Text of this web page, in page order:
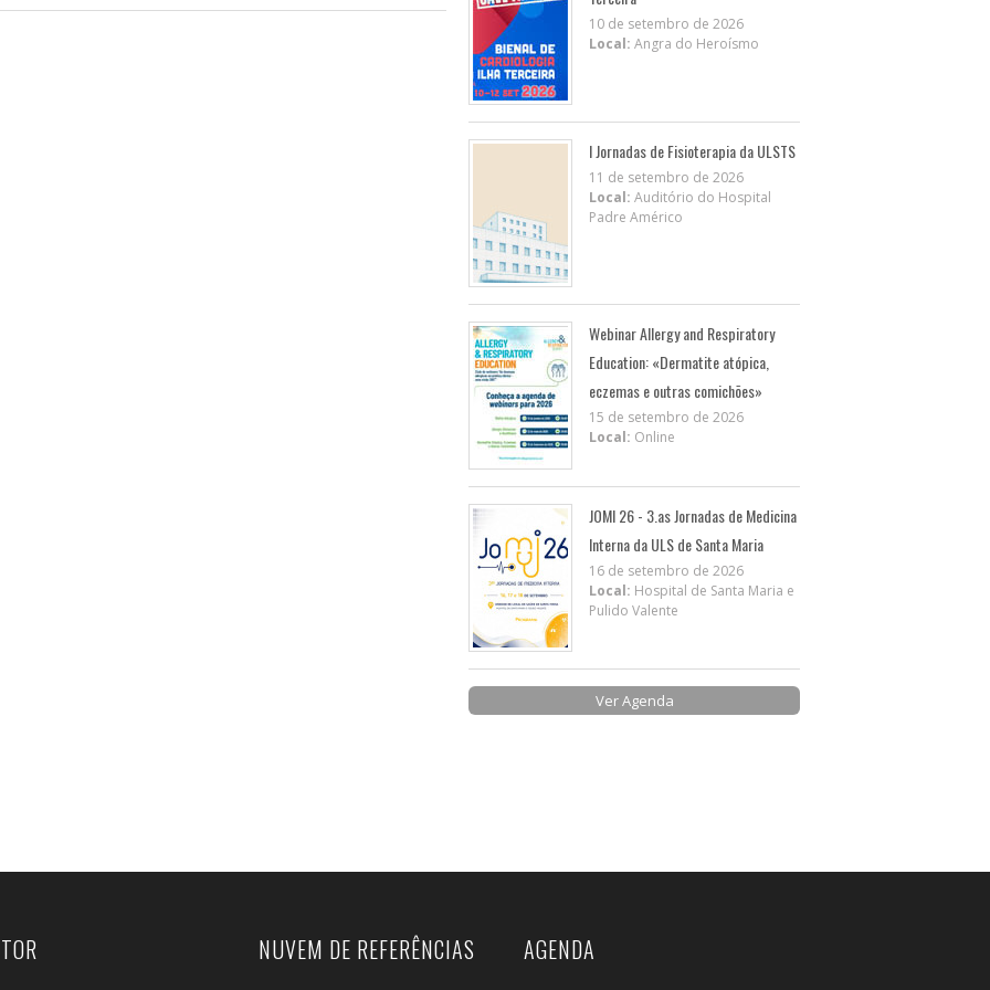
10 de setembro de 2026
Local: Angra do Heroísmo
I Jornadas de Fisioterapia da ULSTS
11 de setembro de 2026
Local: Auditório do Hospital
Padre Américo
Webinar Allergy and Respiratory
Education: «Dermatite atópica,
eczemas e outras comichões»
15 de setembro de 2026
Local: Online
JOMI 26 - 3.as Jornadas de Medicina
Interna da ULS de Santa Maria
16 de setembro de 2026
Local: Hospital de Santa Maria e
Pulido Valente
Ver Agenda
NUVEM DE REFERÊNCIAS AGENDA